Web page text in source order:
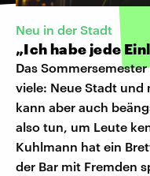
Neu in der Stadt
„Ich habe jede
Das
viele: Neue Stadt und
kann aber auch
also tun, um Leute
Kuhlmann hat ein
der Bar mit Fremden